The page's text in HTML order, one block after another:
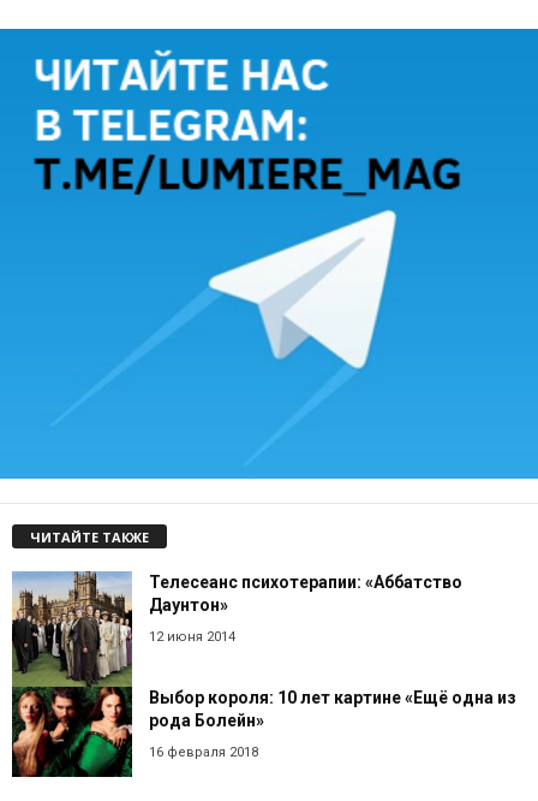
ЧИТАЙТЕ ТАКЖЕ
Телесеанс психотерапии: «Аббатство
Даунтон»
12 июня 2014
Выбор короля: 10 лет картине «Ещё одна из
рода Болейн»
16 февраля 2018